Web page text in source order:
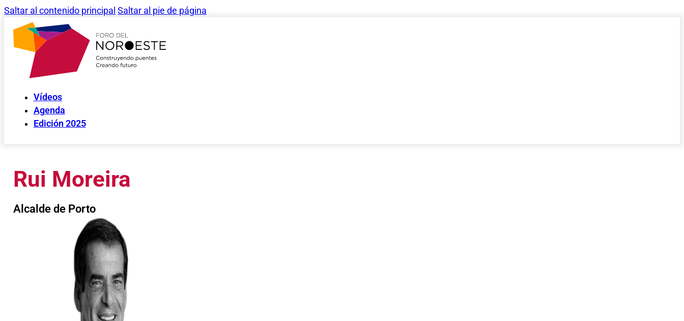
Saltar al contenido principal Saltar al pie de página
Vídeos
Agenda
Edición 2025
Rui Moreira
Alcalde de Porto